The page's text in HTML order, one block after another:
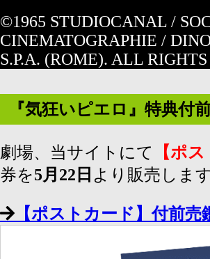
©1965 STUDIOCANAL /
CINEMATOGRAPHIE /
S.P.A. (ROME). ALL RIGHTS
『気狂いピエロ』特典付
劇場、当サイトにて 【ポ
券を5月22日 より販売しま
【ポストカード】付前売